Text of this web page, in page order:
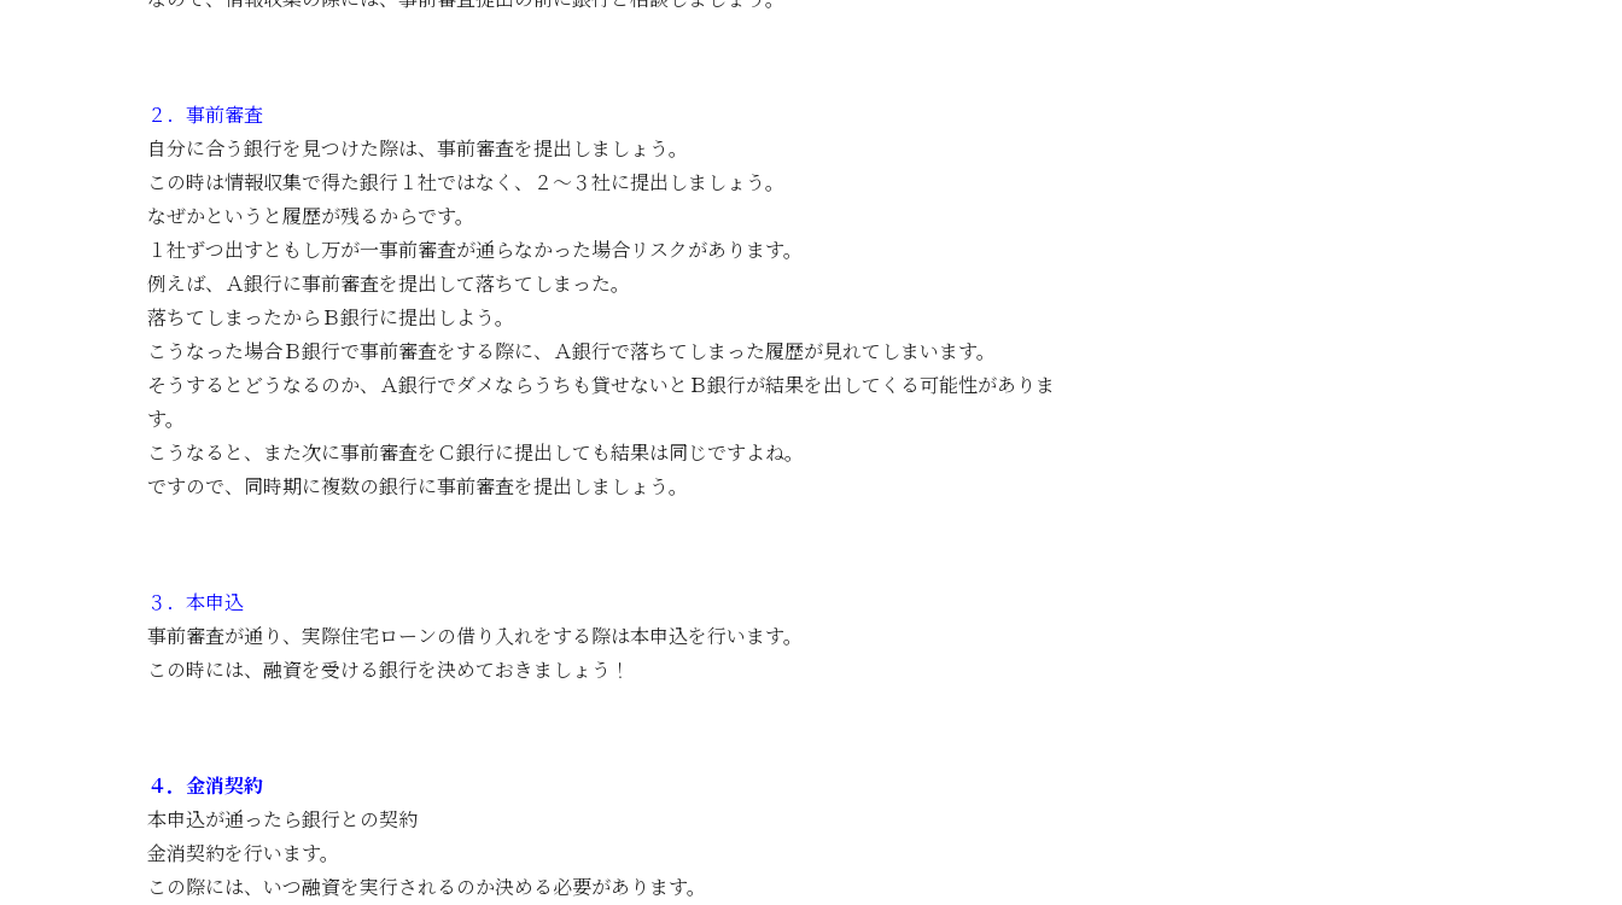
２．事前審査
自分に合う銀行を見つけた際は、事前審査を提出しましょう。
この時は情報収集で得た銀行１社ではなく、２～３社に提出しましょう。
なぜかというと履歴が残るからです。
１社ずつ出すともし万が一事前審査が通らなかった場合リスクがあります。
例えば、Ａ銀行に事前審査を提出して落ちてしまった。
落ちてしまったからＢ銀行に提出しよう。
こうなった場合Ｂ銀行で事前審査をする際に、Ａ銀行で落ちてしまった履歴が見れてしまいます。
そうするとどうなるのか、Ａ銀行でダメならうちも貸せないとＢ銀行が結果を出してくる可能性がありま
す。
こうなると、また次に事前審査をＣ銀行に提出しても結果は同じですよね。
ですので、同時期に複数の銀行に事前審査を提出しましょう。
３．本申込
事前審査が通り、実際住宅ローンの借り入れをする際は本申込を行います。
この時には、融資を受ける銀行を決めておきましょう！
４．金消契約
本申込が通ったら銀行との契約
金消契約を行います。
この際には、いつ融資を実行されるのか決める必要があります。